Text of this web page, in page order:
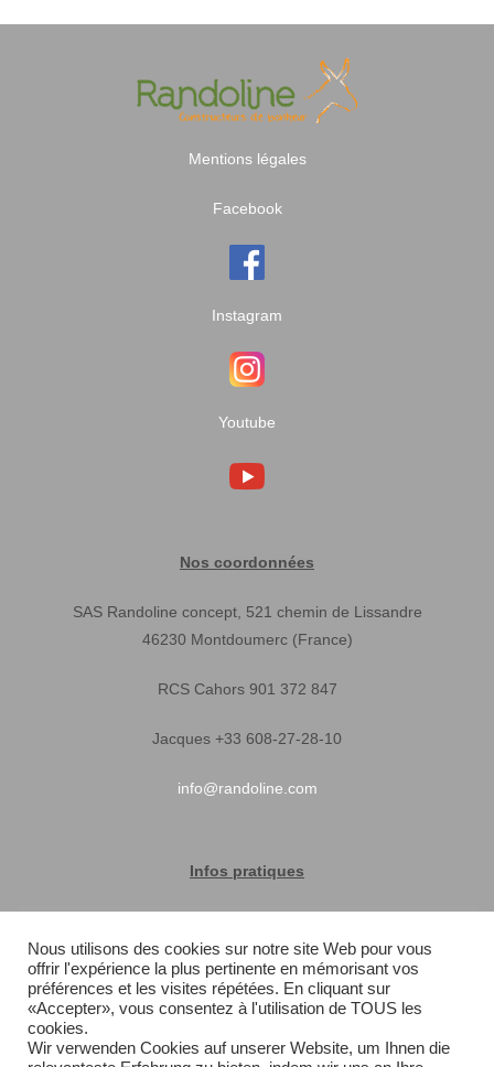
Mentions légales
Facebook
Instagram
Youtube
Nos coordonnées
SAS Randoline concept, 521 chemin de Lissandre
46230 Montdoumerc (France)
RCS Cahors 901 372 847
Jacques +33 608-27-28-10
info@randoline.com
Infos pratiques
Conditions générales de vente
Livraison rapide
Nous utilisons des cookies sur notre site Web pour vous
offrir l'expérience la plus pertinente en mémorisant vos
préférences et les visites répétées. En cliquant sur
«Accepter», vous consentez à l'utilisation de TOUS les
cookies.
Wir verwenden Cookies auf unserer Website, um Ihnen die